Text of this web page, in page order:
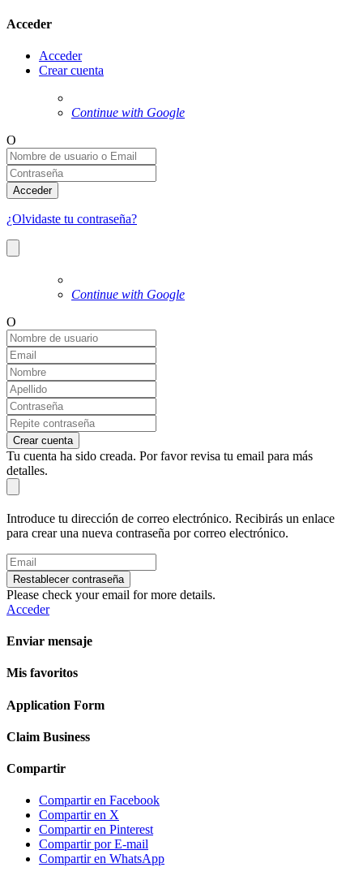
Acceder
Acceder
Crear cuenta
Continue with Google
O
Acceder
¿Olvidaste tu contraseña?
Continue with Google
O
Crear cuenta
Tu cuenta ha sido creada. Por favor revisa tu email para más
detalles.
Introduce tu dirección de correo electrónico. Recibirás un enlace
para crear una nueva contraseña por correo electrónico.
Restablecer contraseña
Please check your email for more details.
Acceder
Enviar mensaje
Mis favoritos
Application Form
Claim Business
Compartir
Compartir en Facebook
Compartir en X
Compartir en Pinterest
Compartir por E-mail
Compartir en WhatsApp